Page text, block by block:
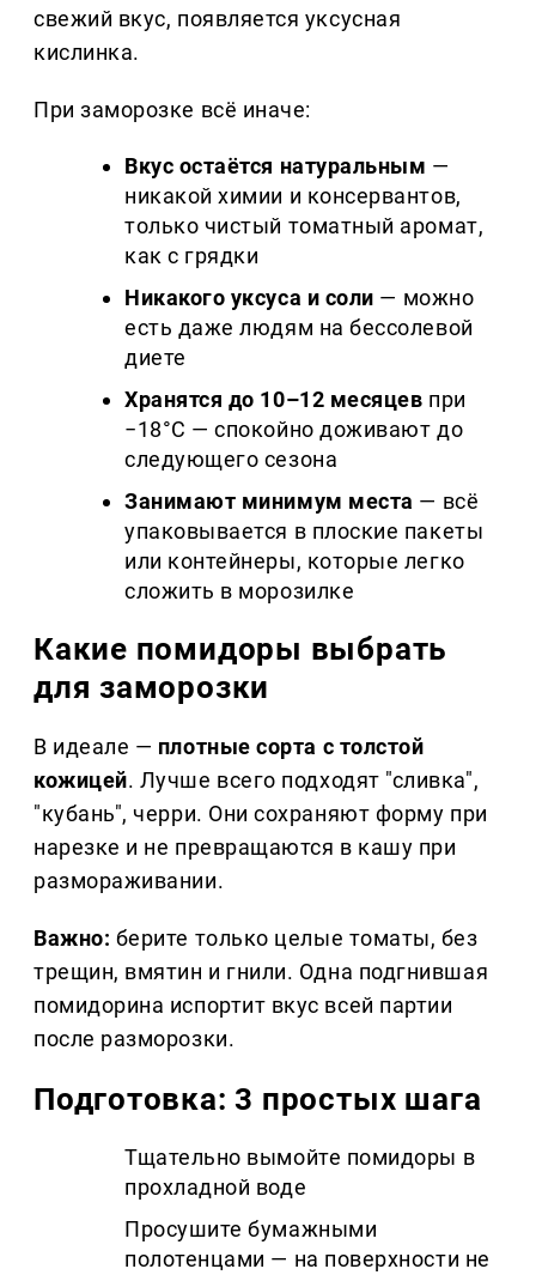
свежий вкус, появляется уксусная
кислинка.
При заморозке всё иначе:
Вкус остаётся натуральным —
никакой химии и консервантов,
только чистый томатный аромат,
как с грядки
Никакого уксуса и соли — можно
есть даже людям на бессолевой
диете
Хранятся до 10–12 месяцев при
−18°C — спокойно доживают до
следующего сезона
Занимают минимум места — всё
упаковывается в плоские пакеты
или контейнеры, которые легко
сложить в морозилке
Какие помидоры выбрать
для заморозки
В идеале — плотные сорта с толстой
кожицей. Лучше всего подходят "сливка",
"кубань", черри. Они сохраняют форму при
нарезке и не превращаются в кашу при
размораживании.
Важно: берите только целые томаты, без
трещин, вмятин и гнили. Одна подгнившая
помидорина испортит вкус всей партии
после разморозки.
Подготовка: 3 простых шага
Тщательно вымойте помидоры в
прохладной воде
Просушите бумажными
полотенцами — на поверхности не